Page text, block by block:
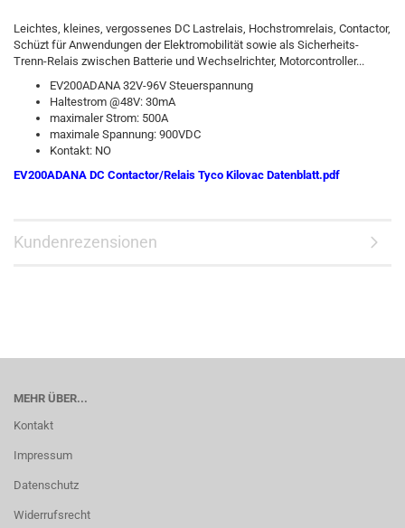
Leichtes, kleines, vergossenes DC Lastrelais, Hochstromrelais, Contactor,
Schüzt für Anwendungen der Elektromobilität sowie als Sicherheits-
Trenn-Relais zwischen Batterie und Wechselrichter, Motorcontroller...
EV200ADANA 32V-96V Steuerspannung
Haltestrom @48V: 30mA
maximaler Strom: 500A
maximale Spannung: 900VDC
Kontakt: NO
EV200ADANA DC Contactor/Relais Tyco Kilovac Datenblatt.pdf
Kundenrezensionen
MEHR ÜBER...
Kontakt
Impressum
Datenschutz
Widerrufsrecht